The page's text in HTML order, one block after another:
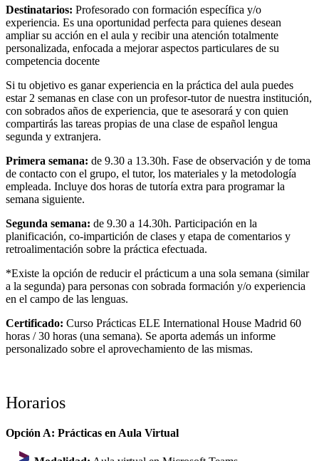
Destinatarios: Profesorado con formación específica y/o
experiencia. Es una oportunidad perfecta para quienes desean
ampliar su acción en el aula y recibir una atención totalmente
personalizada, enfocada a mejorar aspectos particulares de su
competencia docente
Si tu objetivo es ganar experiencia en la práctica del aula puedes
estar 2 semanas en clase con un profesor-tutor de nuestra institución,
con sobrados años de experiencia, que te asesorará y con quien
compartirás las tareas propias de una clase de español lengua
segunda y extranjera.
Primera semana: de 9.30 a 13.30h. Fase de observación y de toma
de contacto con el grupo, el tutor, los materiales y la metodología
empleada. Incluye dos horas de tutoría extra para programar la
semana siguiente.
Segunda semana: de 9.30 a 14.30h. Participación en la
planificación, co-impartición de clases y etapa de comentarios y
retroalimentación sobre la práctica efectuada.
*Existe la opción de reducir el prácticum a una sola semana (similar
a la segunda) para personas con sobrada formación y/o experiencia
en el campo de las lenguas.
Certificado: Curso Prácticas ELE International House Madrid 60
horas / 30 horas (una semana). Se aporta además un informe
personalizado sobre el aprovechamiento de las mismas.
Horarios
Opción A: Prácticas en Aula Virtual